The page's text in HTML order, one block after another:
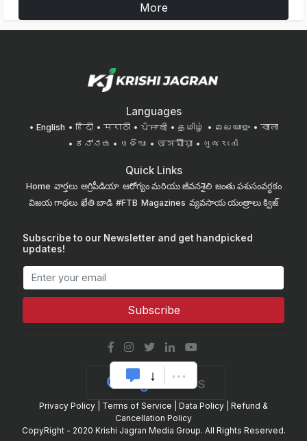
More
Languages
English हिंदी मराठी ਪੰਜਾਬੀ தமிழ் മലയാളം
বাংলা
ಕನ್ನಡ
ଓଡିଆ অসমীয়া ગુજરાતી
Quick Links
Home వార్తలు అగ్రిపీడియా ఆరోగ్యం మరియు జీవనశైలి జంతు పశుసంవర్ధకం
విజయ గాథలు ఖేతి బాడి #FTB Magazines వ్యవసాయ యంత్రాలు క్విజ్
Subscribe to our Newsletter and get handpicked
updates!
Subscribe
Privacy Policy Terms of Service Data Policy
Refund &
Cancellation Policy
CopyRight - 2020 Krishi Jagran Media Group. All Rights Reserved.